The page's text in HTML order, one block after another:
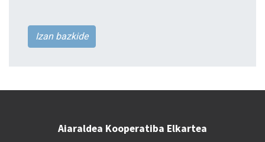
Izan bazkide
Aiaraldea Kooperatiba Elkartea